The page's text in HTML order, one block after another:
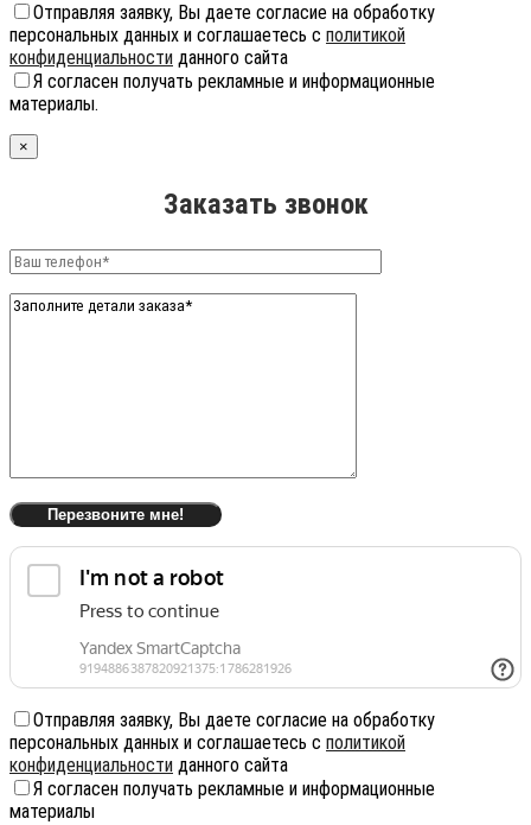
Отправляя заявку, Вы даете согласие на обработку
персональных данных и соглашаетесь с политикой
конфиденциальности данного сайта
Я согласен получать рекламные и информационные
материалы.
×
Заказать звонок
Отправляя заявку, Вы даете согласие на обработку
персональных данных и соглашаетесь с политикой
конфиденциальности данного сайта
Я согласен получать рекламные и информационные
материалы